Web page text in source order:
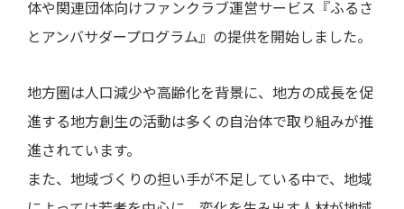
体や関連団体向けファンクラブ運営サービス『ふるさ
とアンバサダープログラム』の提供を開始しました。
地方圏は人口減少や高齢化を背景に、地方の成長を促
進する地方創生の活動は多くの自治体で取り組みが推
進されています。
また、地域づくりの担い手が不足している中で、地域